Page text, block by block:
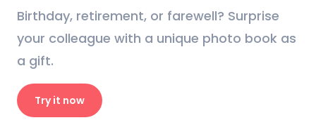
Birthday, retirement, or farewell? Surprise
your colleague with a unique photo book as
a gift.
Try it now